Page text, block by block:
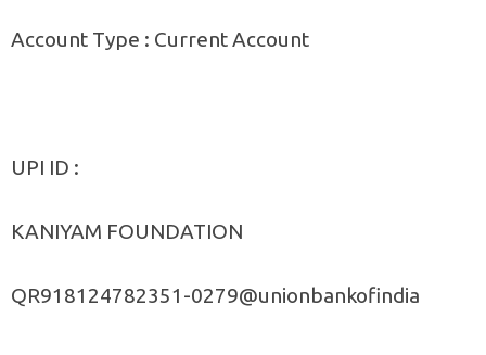
Account Type : Current Account
UPI ID :
KANIYAM FOUNDATION
QR918124782351-0279@unionbankofindia